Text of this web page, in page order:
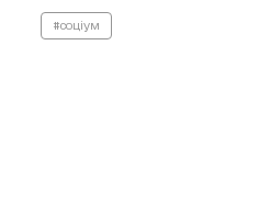
#соціум